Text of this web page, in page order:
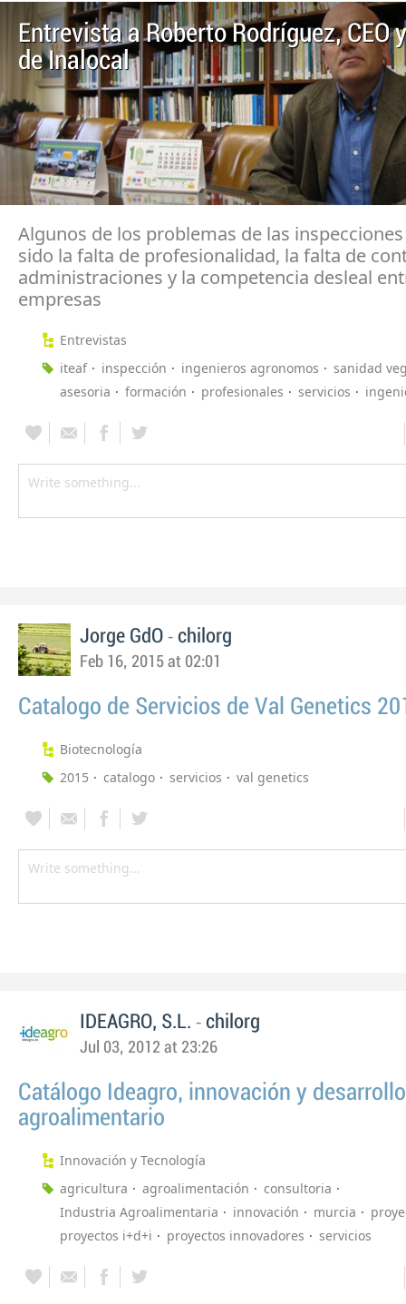
Entrevista a Roberto Rodríguez, CEO
de Inalocal
Algunos de los problemas de las inspecciones
sido la falta de profesionalidad, la falta de
administraciones y la competencia desleal
empresas
Entrevistas
iteaf
inspección ingenieros agronomos
sanidad
asesoria
formación profesionales servicios
Jorge GdO - chilorg
Feb 16, 2015 at 02:01
Catalogo de Servicios de Val Genetics
Biotecnología
2015
catalogo servicios val genetics
IDEAGRO, S.L. - chilorg
Jul 03, 2012 at 23:26
Catálogo Ideagro, innovación y desarrollo
agroalimentario
Innovación y Tecnología
agricultura
agroalimentación
consultoria
Industria Agroalimentaria
innovación murcia
proyectos i+d+i
proyectos innovadores servicios